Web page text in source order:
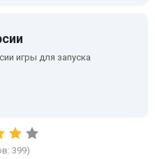
игры для запуска
399)